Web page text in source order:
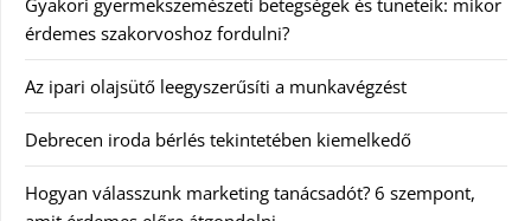
Gyakori gyermekszemészeti betegségek és tüneteik: mikor
érdemes szakorvoshoz fordulni?
Az ipari olajsütő leegyszerűsíti a munkavégzést
Debrecen iroda bérlés tekintetében kiemelkedő
Hogyan válasszunk marketing tanácsadót? 6 szempont,